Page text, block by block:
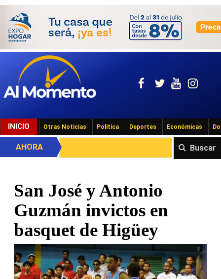
INICIO Otras Noticias Política Deportes Económicas
Buscar
AHORA
San José y Antonio
Guzmán invictos en
basquet de Higüey